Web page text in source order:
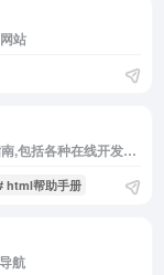
站
html在线手册是提供专业的计算机在线帮助指南,包括各种在线开发手册,
html帮助手册
航